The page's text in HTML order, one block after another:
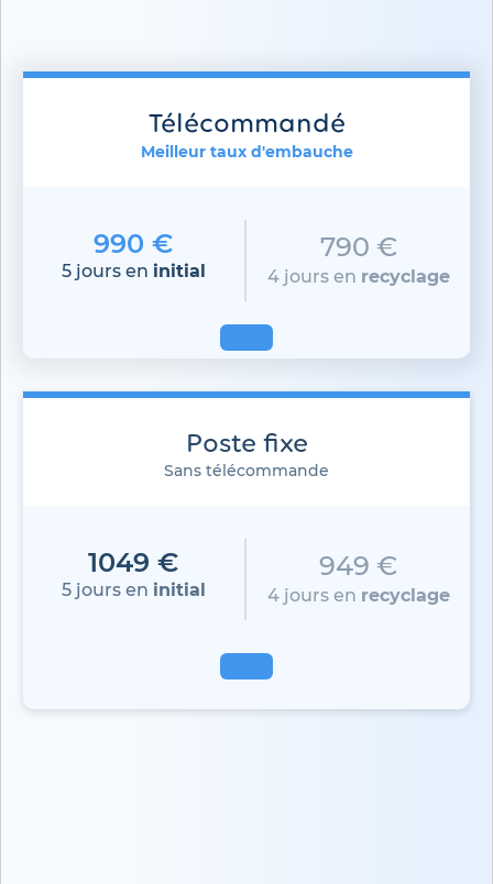
Télécommandé
Meilleur taux d'embauche
990 €
5 jours en initial
790 €
4 jours en recyclage
Poste fixe
Sans télécommande
1049 €
5 jours en initial
949 €
4 jours en recyclage